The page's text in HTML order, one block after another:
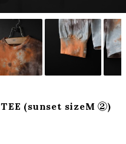
TEE (sunset sizeM ②)